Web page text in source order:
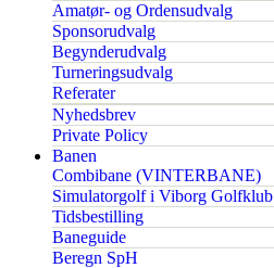
Amatør- og Ordensudvalg
Sponsorudvalg
Begynderudvalg
Turneringsudvalg
Referater
Nyhedsbrev
Private Policy
Banen
Combibane (VINTERBANE)
Simulatorgolf i Viborg Golfklub
Tidsbestilling
Baneguide
Beregn SpH